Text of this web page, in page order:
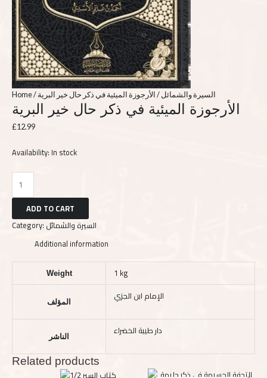
Home/ السيرة والشمائل/ الأرجوزة الميئية في ذكر حال خير البرية
الأرجوزة الميئية في ذكر حال خير البرية
£12.99
Availability: In stock
ADD TO CART
Category: السيرة والشمائل
Additional information
Weight 1 kg
المؤلف الإمام ابن الجزي
الناشر دار طيبة الخضراء
Related products